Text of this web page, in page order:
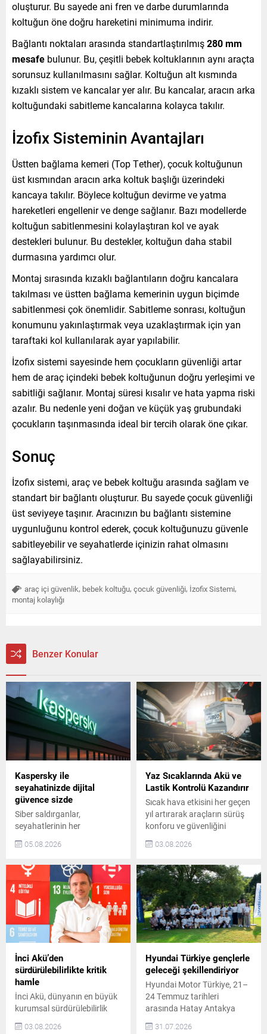
oluşturur. Bu sayede ani fren ve darbe durumlarında
koltuğun öne doğru hareketini minimuma indirir.
Bağlantı noktaları arasında standartlaştırılmış280 mm
mesafe bulunur. Bu, çeşitli bebek koltuklarının aynı araçta
sorunsuz kullanılmasını sağlar. Koltuğun alt kısmında
kızaklı sistem ve kancalar yer alır. Bu kancalar, aracın arka
koltuğundaki sabitleme kancalarına kolayca takılır.
İzofix Sisteminin Avantajları
Üstten bağlama kemeri (Top Tether), çocuk koltuğunun
üst kısmından aracın arka koltuk başlığı üzerindeki
kancaya takılır. Böylece koltuğun devirme ve yatma
hareketleri engellenir ve denge sağlanır. Bazı modellerde
koltuğun sabitlenmesini kolaylaştıran kol ve ayak
destekleri bulunur. Bu destekler, koltuğun daha stabil
durmasına yardımcı olur.
Montaj sırasında kızaklı bağlantıların doğru kancalara
takılması ve üstten bağlama kemerinin uygun biçimde
sabitlenmesi çok önemlidir. Sabitleme sonrası, koltuğun
konumunu yakınlaştırmak veya uzaklaştırmak için yan
taraftaki kol kullanılarak ayar yapılabilir.
İzofix sistemi sayesinde hem çocukların güvenliği artar
hem de araç içindeki bebek koltuğunun doğru yerleşimi ve
sabitliği sağlanır. Montaj süresi kısalır ve hata yapma riski
azalır. Bu nedenle yeni doğan ve küçük yaş grubundaki
çocukların taşınmasında ideal bir tercih olarak öne çıkar.
Sonuç
İzofix sistemi, araç ve bebek koltuğu arasında sağlam ve
standart bir bağlantı oluşturur. Bu sayede çocuk güvenliği
üst seviyeye taşınır. Aracınızın bu bağlantı sistemine
uygunluğunu kontrol ederek, çocuk koltuğunuzu güvenle
sabitleyebilir ve seyahatlerde içinizin rahat olmasını
sağlayabilirsiniz.
araç içi güvenlik, bebek koltuğu, çocuk güvenliği, İzofix Sistemi,
montaj kolaylığı
Benzer Konular
Kaspersky ile
seyahatinizde dijital
güvence sizde
Siber saldırganlar,
seyahatlerinin her
platformlara giderek daha
hedef almaya devam ediyor.
Geçtiğimiz yıl boyunca
Kaspersky çözümleri,
popüler seyahat
markalarının adı kullanılarak
gerçekleştirilen yaklaşık
270.000 saldırı girişimini
engelledi. Kaspersky,
gezginlerin dünyayı daha
güvenle keşfetmelerine
yardımcı olmak amacıyla
dopdolu ama güvenli
niteliğindeki Kaspersky
05.08.2026
Yaz Sıcaklarında Akü ve
Lastik Kontrolü Kazandırır
Sıcak hava etkisini her geçen
yıl artırarak araçların sürüş
konforu ve güvenliğini
asfalt sıcaklıkları lastik
artan elektronik sistem
kullanımı akülerin de daha
fazla yük altında çalışmasına
neden oluyor. Uzun
yolculuklar öncesinde
yapılacak birkaç temel
kontrol, olası arızaların ve
güvenlik risklerinin önüne
geçilmesine katkı sağlıyor.
Yaz...
03.08.2026
İnci Akü’den
sürdürülebilirlikte kritik
hamle
İnci Akü, dünyanın en büyük
kurumsal sürdürülebilirlik
inisiyatifi olan Birleşmiş
03.08.2026
Hyundai Türkiye gençlerle
geleceği şekillendiriyor
Hyundai Motor Türkiye, 21–
24 Temmuz tarihleri
arasında Hatay Antakya
Ortaokulu öğrencileri için
31.07.2026